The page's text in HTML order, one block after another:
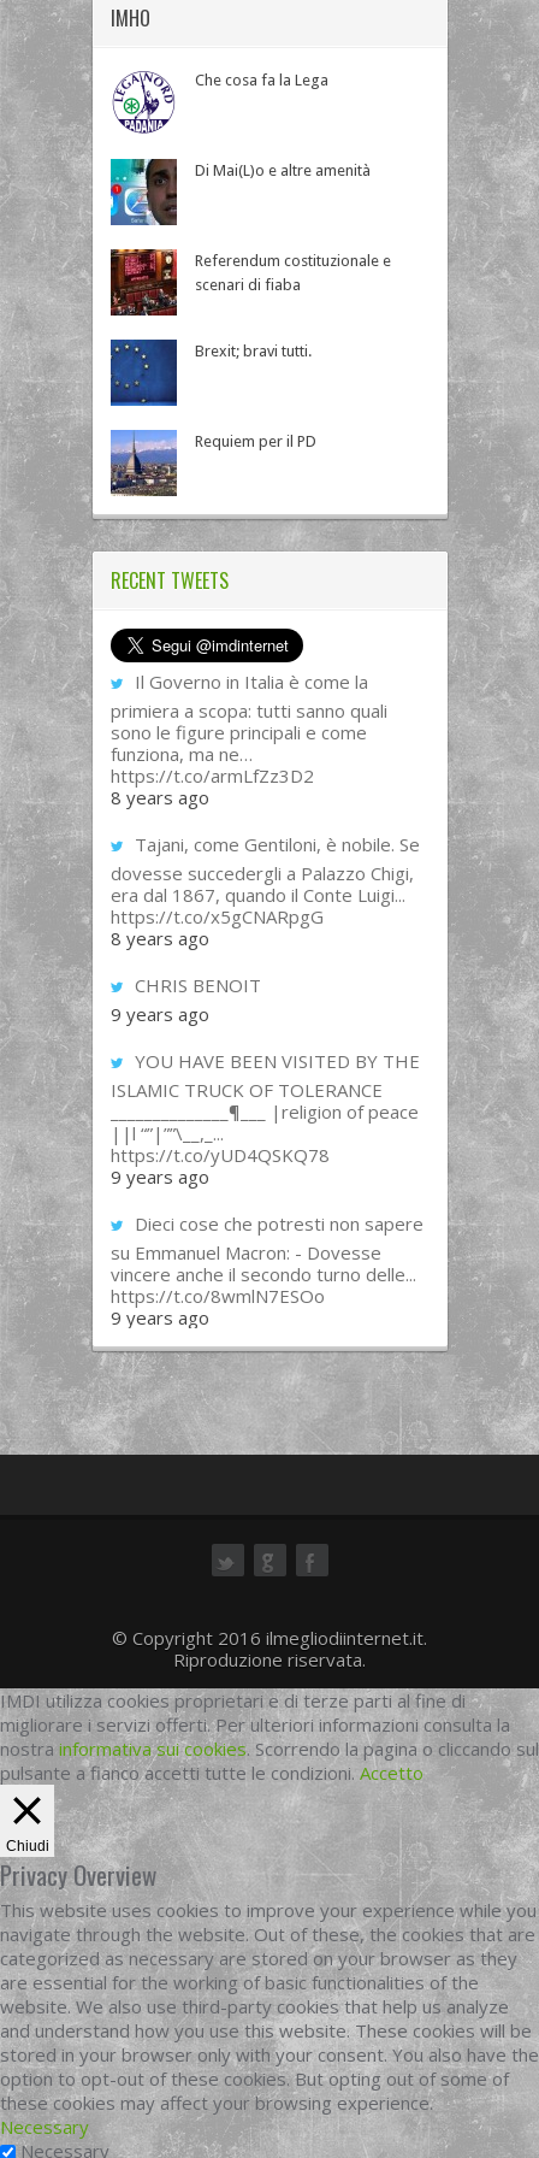
IMHO
Che cosa fa la Lega
Di Mai(L)o e altre amenità
Referendum costituzionale e
scenari di fiaba
Brexit; bravi tutti.
Requiem per il PD
RECENT TWEETS
Il Governo in Italia è come la
primiera a scopa: tutti sanno quali
sono le figure principali e come
funziona, ma ne…
https://t.co/armLfZz3D2
8 years ago
Tajani, come Gentiloni, è nobile. Se
dovesse succedergli a Palazzo Chigi,
era dal 1867, quando il Conte Luigi...
https://t.co/x5gCNARpgG
8 years ago
CHRIS BENOIT
9 years ago
YOU HAVE BEEN VISITED BY THE
ISLAMIC TRUCK OF TOLERANCE
______________¶___ |religion of peace
||l “”|””\__,_...
https://t.co/yUD4QSKQ78
9 years ago
Dieci cose che potresti non sapere
su Emmanuel Macron: - Dovesse
vincere anche il secondo turno delle...
https://t.co/8wmlN7ESOo
9 years ago
© Copyright 2016 ilmegliodiinternet.it.
Riproduzione riservata.
IMDI utilizza cookies proprietari e di terze parti al fine di
migliorare i servizi offerti. Per ulteriori informazioni consulta la
nostra informativa sui cookies. Scorrendo la pagina o cliccando sul
pulsante a fianco accetti tutte le condizioni. Accetto
Chiudi
Privacy Overview
This website uses cookies to improve your experience while you
navigate through the website. Out of these, the cookies that are
categorized as necessary are stored on your browser as they
are essential for the working of basic functionalities of the
website. We also use third-party cookies that help us analyze
and understand how you use this website. These cookies will be
stored in your browser only with your consent. You also have the
option to opt-out of these cookies. But opting out of some of
these cookies may affect your browsing experience.
Necessary
Necessary